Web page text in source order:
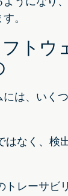
。
トウ
は、いく
はなく、検
トレーサビ